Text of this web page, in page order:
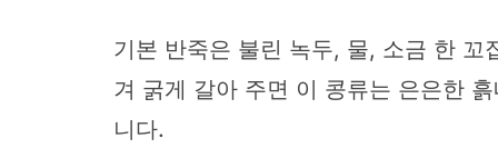
기본 반죽은 불린 녹두, 물, 소금 한 꼬
겨 굵게 갈아 주면 이 콩류는 은은한
니다.